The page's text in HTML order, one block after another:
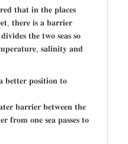
𝐭𝐡𝐚𝐭 𝐢𝐧 𝐭𝐡𝐞 𝐩𝐥𝐚𝐜𝐞𝐬
𝐭𝐡𝐞𝐫𝐞 𝐢𝐬 𝐚 𝐛𝐚𝐫𝐫𝐢𝐞𝐫
𝐭𝐡𝐞 𝐭𝐰𝐨 𝐬𝐞𝐚𝐬 𝐬𝐨
𝐬𝐚𝐥𝐢𝐧𝐢𝐭𝐲 𝐚𝐧𝐝
𝐩𝐨𝐬𝐢𝐭𝐢𝐨𝐧 𝐭𝐨
𝐛𝐚𝐫𝐫𝐢𝐞𝐫 𝐛𝐞𝐭𝐰𝐞𝐞𝐧 𝐭𝐡𝐞
𝐟𝐫𝐨𝐦 𝐨𝐧𝐞 𝐬𝐞𝐚 𝐩𝐚𝐬𝐬𝐞𝐬 𝐭𝐨